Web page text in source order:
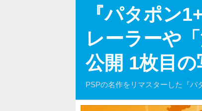
『パタポン
レーラーや
公開 1枚目
PSPの名作をリマスターした『パ